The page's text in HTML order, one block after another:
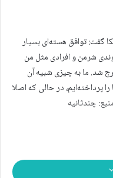
گفت: توافق هسته‌ای بسیار
شرمن و افرادی مثل من
شد. ما به چیزی شبیه آن
پرداخته‌ایم، در حالی که اصلا
چندثانیه